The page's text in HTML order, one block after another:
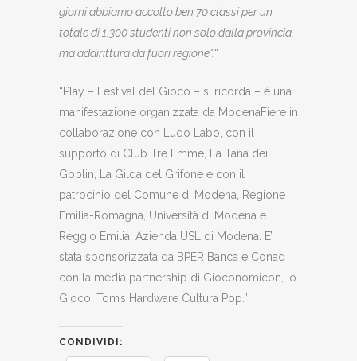
giorni abbiamo accolto ben 70 classi per un
totale di 1.300 studenti non solo dalla provincia,
ma addirittura da fuori regione”.“
“Play – Festival del Gioco – si ricorda – è una
manifestazione organizzata da ModenaFiere in
collaborazione con Ludo Labo, con il
supporto di Club Tre Emme, La Tana dei
Goblin, La Gilda del Grifone e con il
patrocinio del Comune di Modena, Regione
Emilia-Romagna, Università di Modena e
Reggio Emilia, Azienda USL di Modena. E’
stata sponsorizzata da BPER Banca e Conad
con la media partnership di Gioconomicon, Io
Gioco, Tom’s Hardware Cultura Pop.”
CONDIVIDI: